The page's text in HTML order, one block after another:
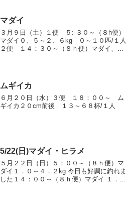
マダイ
３月９日（土）１便 ５: ３０～（８h便）
マダイ０、５～２、６kg ０～１０匹/１人
２便 １４：３０～（８ｈ便）マダイ、ア
ムギイカ
６月２０日（水）３便 １８：００～ ム
ギイカ２０cm前後 １３～６８杯/１人
5/22(日)マダイ・ヒラメ
５月２２日（日）５：００～（８ｈ便）マ
ダイ１．０～４．２kg 今日も好調に釣れま
した１４：００～（８ｈ便）マダイ １．０